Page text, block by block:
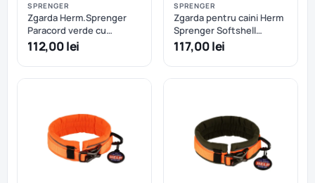
SPRENGER
Zgarda Herm.Sprenger
Paracord verde cu
eliberare rapida - 60 cm
112,00 lei
SPRENGER
Zgarda pentru caini Herm
Sprenger Softshell
reglabila - S/M - Negru
117,00 lei